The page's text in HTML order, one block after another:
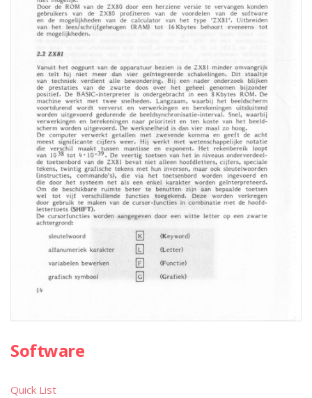
Software
Quick List